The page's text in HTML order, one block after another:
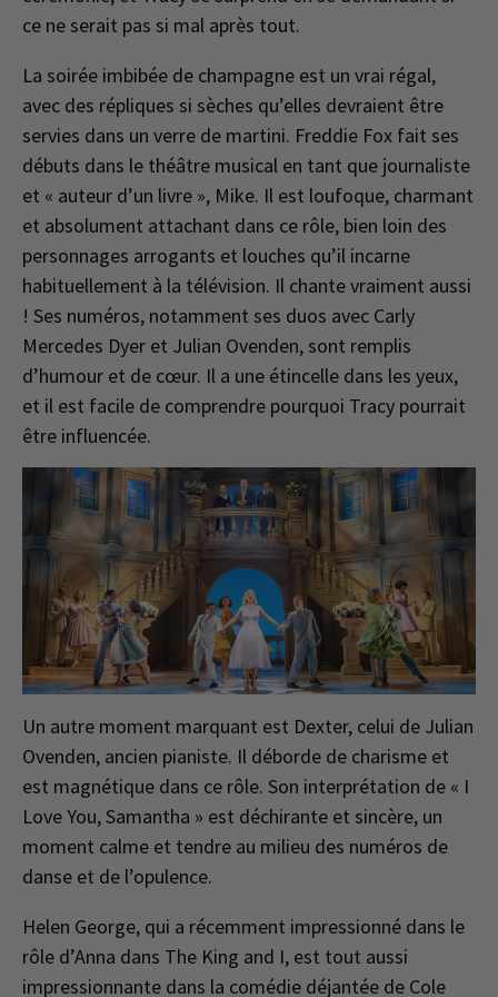
ce ne serait pas si mal après tout.
La soirée imbibée de champagne est un vrai régal,
avec des répliques si sèches qu’elles devraient être
servies dans un verre de martini. Freddie Fox fait ses
débuts dans le théâtre musical en tant que journaliste
et « auteur d’un livre », Mike. Il est loufoque, charmant
et absolument attachant dans ce rôle, bien loin des
personnages arrogants et louches qu’il incarne
habituellement à la télévision. Il chante vraiment aussi
! Ses numéros, notamment ses duos avec Carly
Mercedes Dyer et Julian Ovenden, sont remplis
d’humour et de cœur. Il a une étincelle dans les yeux,
et il est facile de comprendre pourquoi Tracy pourrait
être influencée.
Un autre moment marquant est Dexter, celui de Julian
Ovenden, ancien pianiste. Il déborde de charisme et
est magnétique dans ce rôle. Son interprétation de « I
Love You, Samantha » est déchirante et sincère, un
moment calme et tendre au milieu des numéros de
danse et de l’opulence.
Helen George, qui a récemment impressionné dans le
rôle d’Anna dans The King and I, est tout aussi
impressionnante dans la comédie déjantée de Cole